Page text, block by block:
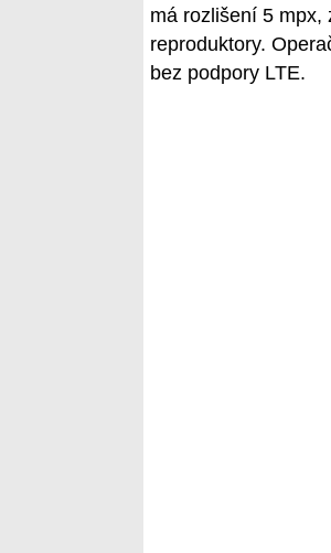
má rozlišení 5 mpx,
reproduktory.
bez podpory LTE.